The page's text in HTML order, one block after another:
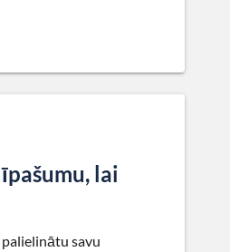
lai
savu